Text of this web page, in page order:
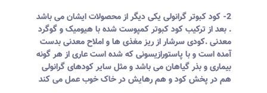
2- کود کبوتر گرانولی یکی دیگر از محصولات ایشان می باشد
. بعد از ترکیب کود کبوتر کمپوست شده با هیومیک و گوگرد
معدنی .کودی سرشار از ریز مغذی ها و املاح معدنی بدست
آمده است و با پاستورازیسونی که شده است عاری از هر گونه
بیماری و بذر گیاهان می باشد و مثل سایر کودهای گرانولی
هم در پخش کود و هم رهایش در خاک خوب عمل می کند